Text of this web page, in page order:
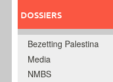
DOSSIERS
Bezetting Palestina
Media
NMBS